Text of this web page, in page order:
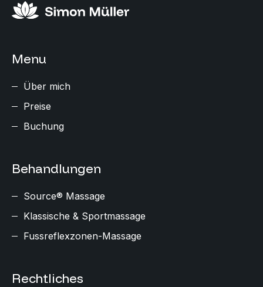
Menu
Über mich
Preise
Buchung
Behandlungen
Source® Massage
Klassische & Sportmassage
Fussreflexzonen-Massage
Rechtliches